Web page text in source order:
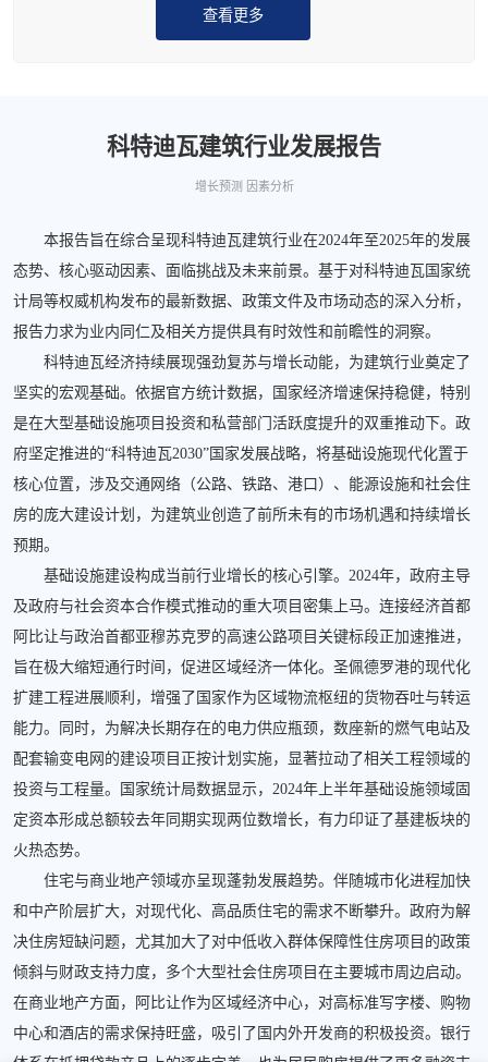
查看更多
科特迪瓦建筑行业发展报告
增长预测 因素分析
本报告旨在综合呈现科特迪瓦建筑行业在2024年至2025年的发展
态势、核心驱动因素、面临挑战及未来前景。基于对科特迪瓦国家统
计局等权威机构发布的最新数据、政策文件及市场动态的深入分析，
报告力求为业内同仁及相关方提供具有时效性和前瞻性的洞察。
科特迪瓦经济持续展现强劲复苏与增长动能，为建筑行业奠定了
坚实的宏观基础。依据官方统计数据，国家经济增速保持稳健，特别
是在大型基础设施项目投资和私营部门活跃度提升的双重推动下。政
府坚定推进的“科特迪瓦2030”国家发展战略，将基础设施现代化置于
核心位置，涉及交通网络（公路、铁路、港口）、能源设施和社会住
房的庞大建设计划，为建筑业创造了前所未有的市场机遇和持续增长
预期。
基础设施建设构成当前行业增长的核心引擎。2024年，政府主导
及政府与社会资本合作模式推动的重大项目密集上马。连接经济首都
阿比让与政治首都亚穆苏克罗的高速公路项目关键标段正加速推进，
旨在极大缩短通行时间，促进区域经济一体化。圣佩德罗港的现代化
扩建工程进展顺利，增强了国家作为区域物流枢纽的货物吞吐与转运
能力。同时，为解决长期存在的电力供应瓶颈，数座新的燃气电站及
配套输变电网的建设项目正按计划实施，显著拉动了相关工程领域的
投资与工程量。国家统计局数据显示，2024年上半年基础设施领域固
定资本形成总额较去年同期实现两位数增长，有力印证了基建板块的
火热态势。
住宅与商业地产领域亦呈现蓬勃发展趋势。伴随城市化进程加快
和中产阶层扩大，对现代化、高品质住宅的需求不断攀升。政府为解
决住房短缺问题，尤其加大了对中低收入群体保障性住房项目的政策
倾斜与财政支持力度，多个大型社会住房项目在主要城市周边启动。
在商业地产方面，阿比让作为区域经济中心，对高标准写字楼、购物
中心和酒店的需求保持旺盛，吸引了国内外开发商的积极投资。银行